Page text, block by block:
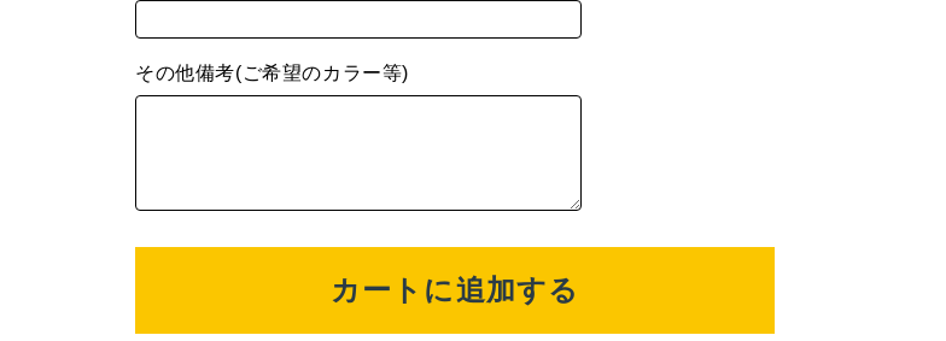
その他備考(ご希望のカラー等)
カートに追加する